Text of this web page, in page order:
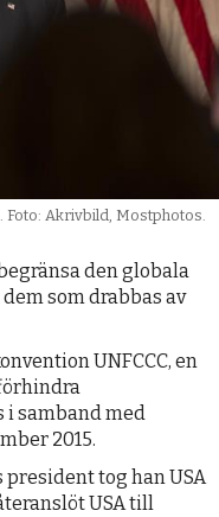
Akrivbild, Mostphotos.
den globala
som drabbas av
UNFCCC, en
samband med
2015.
president tog han USA
USA till